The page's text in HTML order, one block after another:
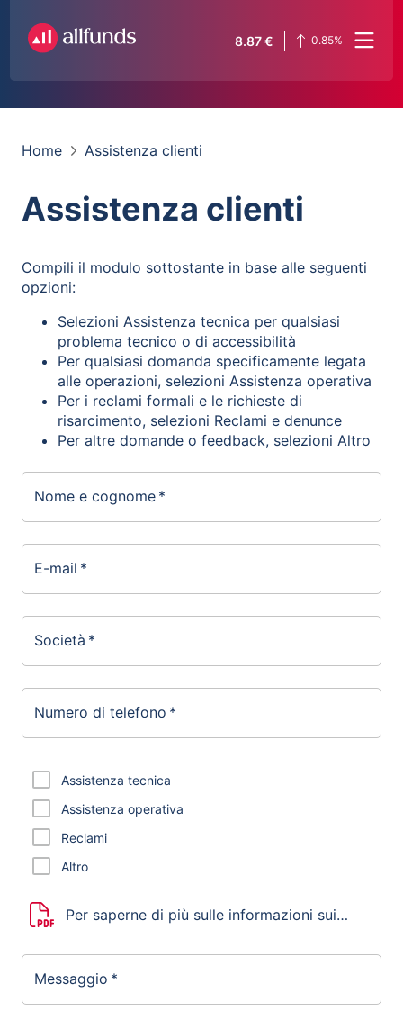
8.87€ 0.85%
Home Assistenza clienti
Assistenza clienti
Compili il modulo sottostante in base alle seguenti
opzioni:
Selezioni Assistenza tecnica per qualsiasi
problema tecnico o di accessibilità
Per qualsiasi domanda specificamente legata
alle operazioni, selezioni Assistenza operativa
Per i reclami formali e le richieste di
risarcimento, selezioni Reclami e denunce
Per altre domande o feedback, selezioni Altro
Nome e cognome *
E-mail *
Società *
Numero di telefono *
Assistenza tecnica
Assistenza operativa
Reclami
Altro
Per saperne di più sulle informazioni sui
gestione dei reclami dei clienti.
Messaggio *